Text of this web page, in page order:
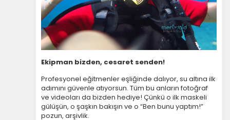
Ekipman bizden, cesaret senden!
Profesyonel eğitmenler eşliğinde dalıyor, su altına ilk
adımını güvenle atıyorsun. Tüm bu anların fotoğraf
ve videoları da bizden hediye! Çünkü o ilk maskeli
gülüşün, o şaşkın bakışın ve o “Ben bunu yaptım!”
pozun, arşivlik.